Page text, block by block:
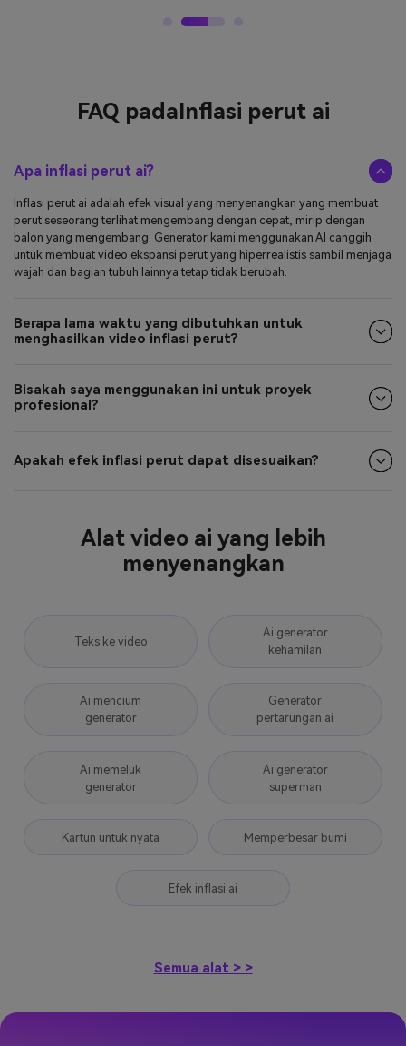
FAQ pada Inflasi perut ai
Apa inflasi perut ai?
Inflasi perut ai adalah efek visual yang menyenangkan yang membuat
perut seseorang terlihat mengembang dengan cepat, mirip dengan
balon yang mengembang. Generator kami menggunakan AI canggih
untuk membuat video ekspansi perut yang hiperrealistis sambil menjaga
wajah dan bagian tubuh lainnya tetap tidak berubah.
Berapa lama waktu yang dibutuhkan untuk
menghasilkan video inflasi perut?
Bisakah saya menggunakan ini untuk proyek
profesional?
Apakah efek inflasi perut dapat disesuaikan?
Alat video ai yang lebih
menyenangkan
Teks ke video
Ai generator
kehamilan
Ai mencium
generator
Generator
pertarungan ai
Ai memeluk
generator
Ai generator
superman
Kartun untuk nyata Memperbesar bumi
Efek inflasi ai
Semua alat > >